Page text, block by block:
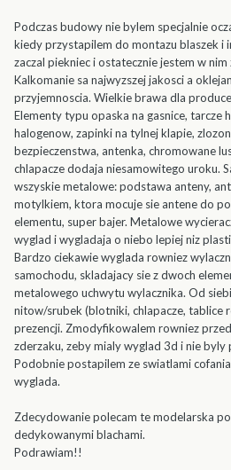
Podczas budowy nie bylem specjalnie
kiedy przystapilem do montazu blaszek i
zaczal piekniec i ostatecznie jestem w nim
Kalkomanie sa najwyzszej jakosci a
przyjemnoscia. Wielkie brawa dla
Elementy typu opaska na gasnice, tarcze
halogenow, zapinki na tylnej klapie,
bezpieczenstwa, antenka, chromowane
chlapacze dodaja niesamowitego uroku.
wszyskie metalowe: podstawa anteny,
motylkiem, ktora mocuje sie antene do
elementu, super bajer. Metalowe
wyglad i wygladaja o niebo lepiej niz
Bardzo ciekawie wyglada rowniez
samochodu, skladajacy sie z dwoch
metalowego uchwytu wylacznika. Od
nitow/srubek (blotniki, chlapacze, tablice
prezencji. Zmodyfikowalem rowniez
zderzaku, zeby mialy wyglad 3d i nie byly
Podobnie postapilem ze swiatlami
wyglada.
Zdecydowanie polecam te modelarska
dedykowanymi blachami.
Podrawiam!!